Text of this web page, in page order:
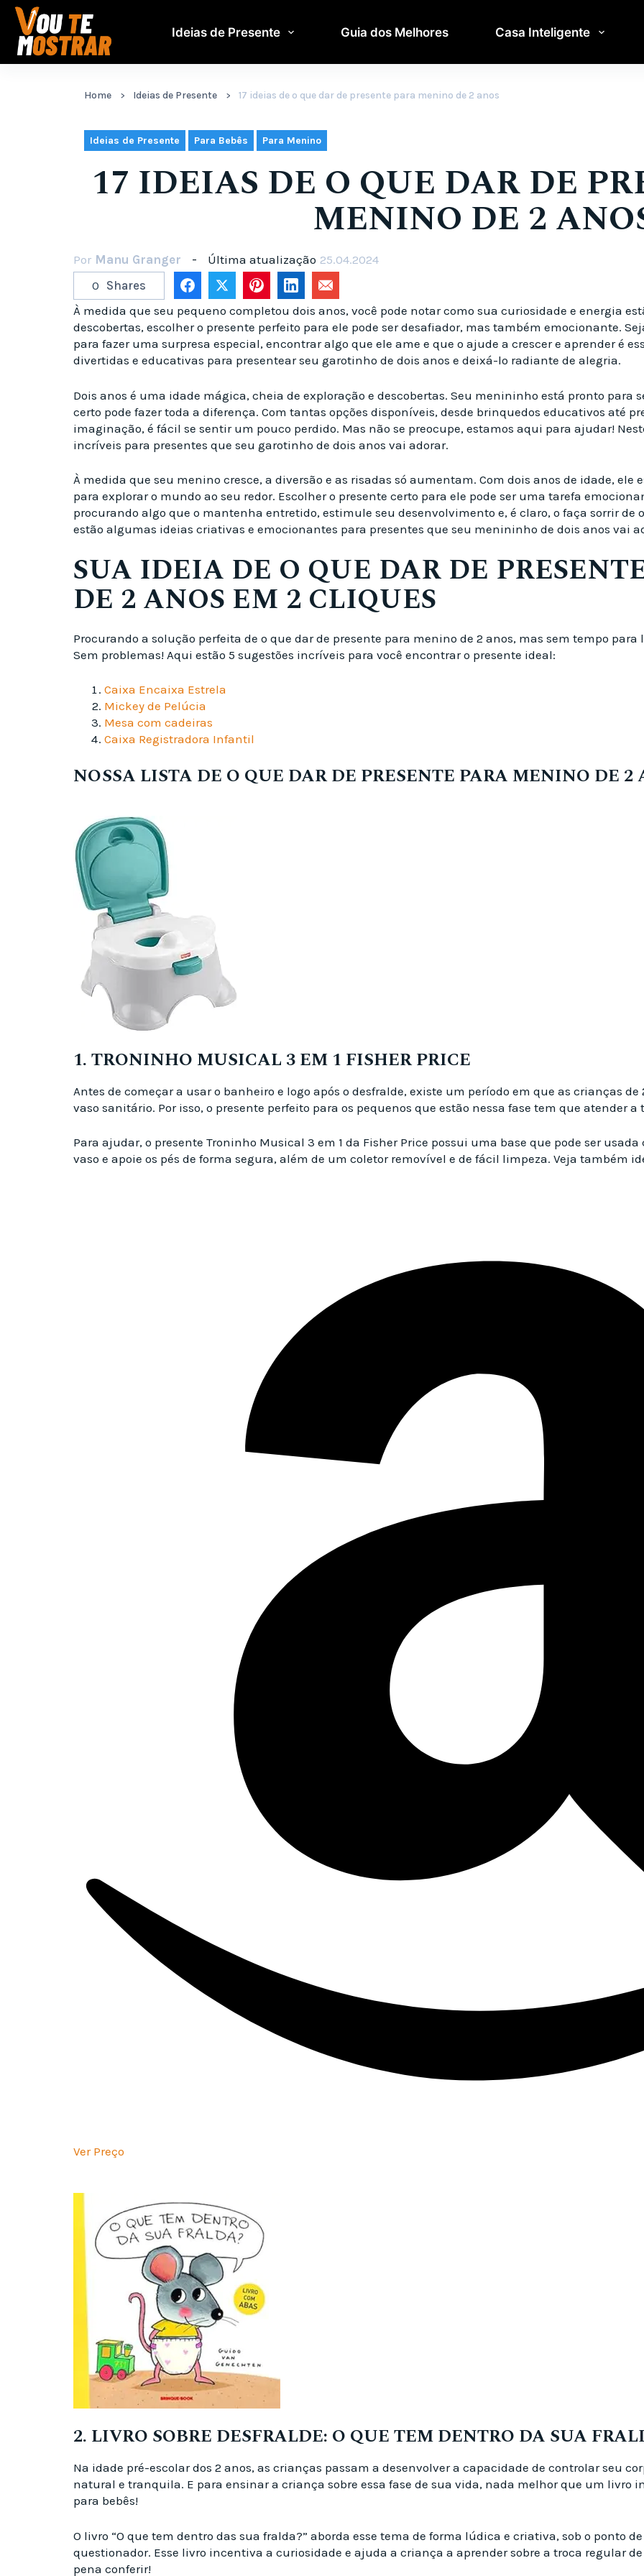
Pular
para
conteúdo
Ideias de Presente Guia dos Melhores Casa Inteligente
Home Ideias de Presente 17 ideias de o que dar de presente para menino de 2 anos
Ideias de Presente Para Bebês Para Menino
17 IDEIAS DE O QUE DAR DE
MENINO DE 2
Por Manu Granger Última atualização 25.04.2024
0 Shares
À medida que seu pequeno completou dois anos, você pode notar como sua curiosidade e energia
descobertas, escolher o presente perfeito para ele pode ser desafiador, mas também emocionante.
para fazer uma surpresa especial, encontrar algo que ele ame e que o ajude a crescer e aprender é
divertidas e educativas para presentear seu garotinho de dois anos e deixá-lo radiante de alegria.
Dois anos é uma idade mágica, cheia de exploração e descobertas. Seu menininho está pronto para
certo pode fazer toda a diferença. Com tantas opções disponíveis, desde brinquedos educativos até
imaginação, é fácil se sentir um pouco perdido. Mas não se preocupe, estamos aqui para ajudar!
incríveis para presentes que seu garotinho de dois anos vai adorar.
À medida que seu menino cresce, a diversão e as risadas só aumentam. Com dois anos de idade, ele
para explorar o mundo ao seu redor. Escolher o presente certo para ele pode ser uma tarefa
procurando algo que o mantenha entretido, estimule seu desenvolvimento e, é claro, o faça sorrir de
estão algumas ideias criativas e emocionantes para presentes que seu menininho de dois anos vai
SUA IDEIA DE O QUE DAR DE
DE 2 ANOS EM 2 CLIQUES
Procurando a solução perfeita de o que dar de presente para menino de 2 anos, mas sem tempo para
Sem problemas! Aqui estão 5 sugestões incríveis para você encontrar o presente ideal:
Caixa Encaixa Estrela
Mickey de Pelúcia
Mesa com cadeiras
Caixa Registradora Infantil
NOSSA LISTA DE O QUE DAR DE PRESENTE PARA MENINO DE 2
1. TRONINHO MUSICAL 3 EM 1 FISHER PRICE
Antes de começar a usar o banheiro e logo após o desfralde, existe um período em que as crianças
vaso sanitário. Por isso, o presente perfeito para os pequenos que estão nessa fase tem que atender
Para ajudar, o presente Troninho Musical 3 em 1 da Fisher Price possui uma base que pode ser
vaso e apoie os pés de forma segura, além de um coletor removível e de fácil limpeza. Veja também
Ver Preço
2. LIVRO SOBRE DESFRALDE: O QUE TEM DENTRO DA SUA
Na idade pré-escolar dos 2 anos, as crianças passam a desenvolver a capacidade de controlar seu
natural e tranquila. E para ensinar a criança sobre essa fase de sua vida, nada melhor que um livro
para bebês!
O livro “O que tem dentro das sua fralda?” aborda esse tema de forma lúdica e criativa, sob o ponto
questionador. Esse livro incentiva a curiosidade e ajuda a criança a aprender sobre a troca regular
pena conferir!